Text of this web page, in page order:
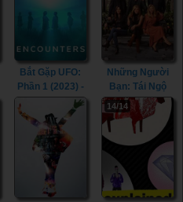
Bắt Gặp UFO:
Phần 1 (2023) -
Encounters:
Season 1 (2023)
Những Người
Bạn: Tái Ngộ
(2021) - Friends:
The Reunion
(2021)
14/14